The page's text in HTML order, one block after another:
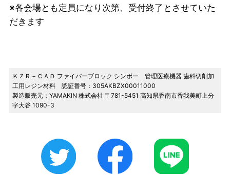
※各会場とも定員になり次第、受付終了とさせていた
だきます
ＫＺＲ－ＣＡＤ ファイバーブロック シンボー 管理医療機器 歯科切削加
工用レジン材料 認証番号：305AKBZX00011000
製造販売元：YAMAKIN 株式会社 〒781-5451 高知県香南市香我美町上分
字大谷 1090-3